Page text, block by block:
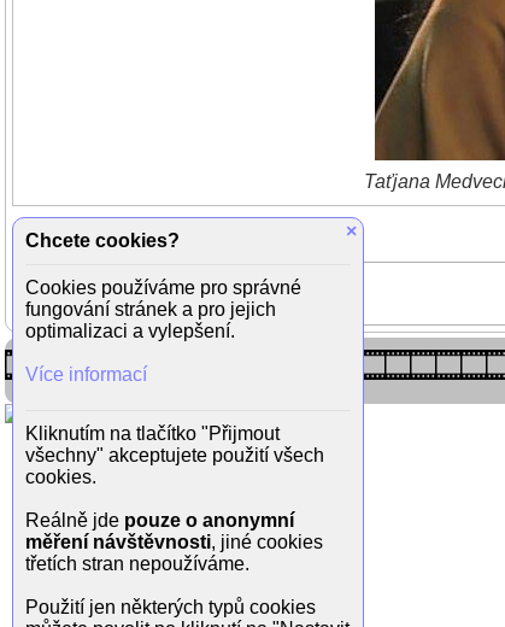
Taťjana
×
Chcete cookies?
Cookies používáme pro správné
fungování stránek a pro jejich
optimalizaci a vylepšení.
Více informací
Kliknutím na tlačítko "Přijmout
všechny" akceptujete použití všech
cookies.
Reálně jde pouze o anonymní
měření návštěvnosti, jiné cookies
třetích stran nepoužíváme.
Použití jen některých typů cookies